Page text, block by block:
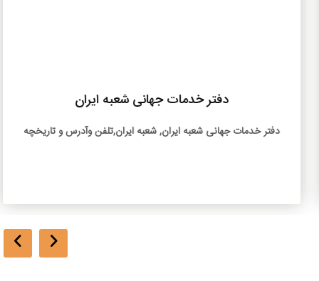
دفتر خدمات جهانی شعبه ایران
دفتر خدمات جهانی شعبه ایران, شعبه ایران,تلفن وآدرس و تاريخچه